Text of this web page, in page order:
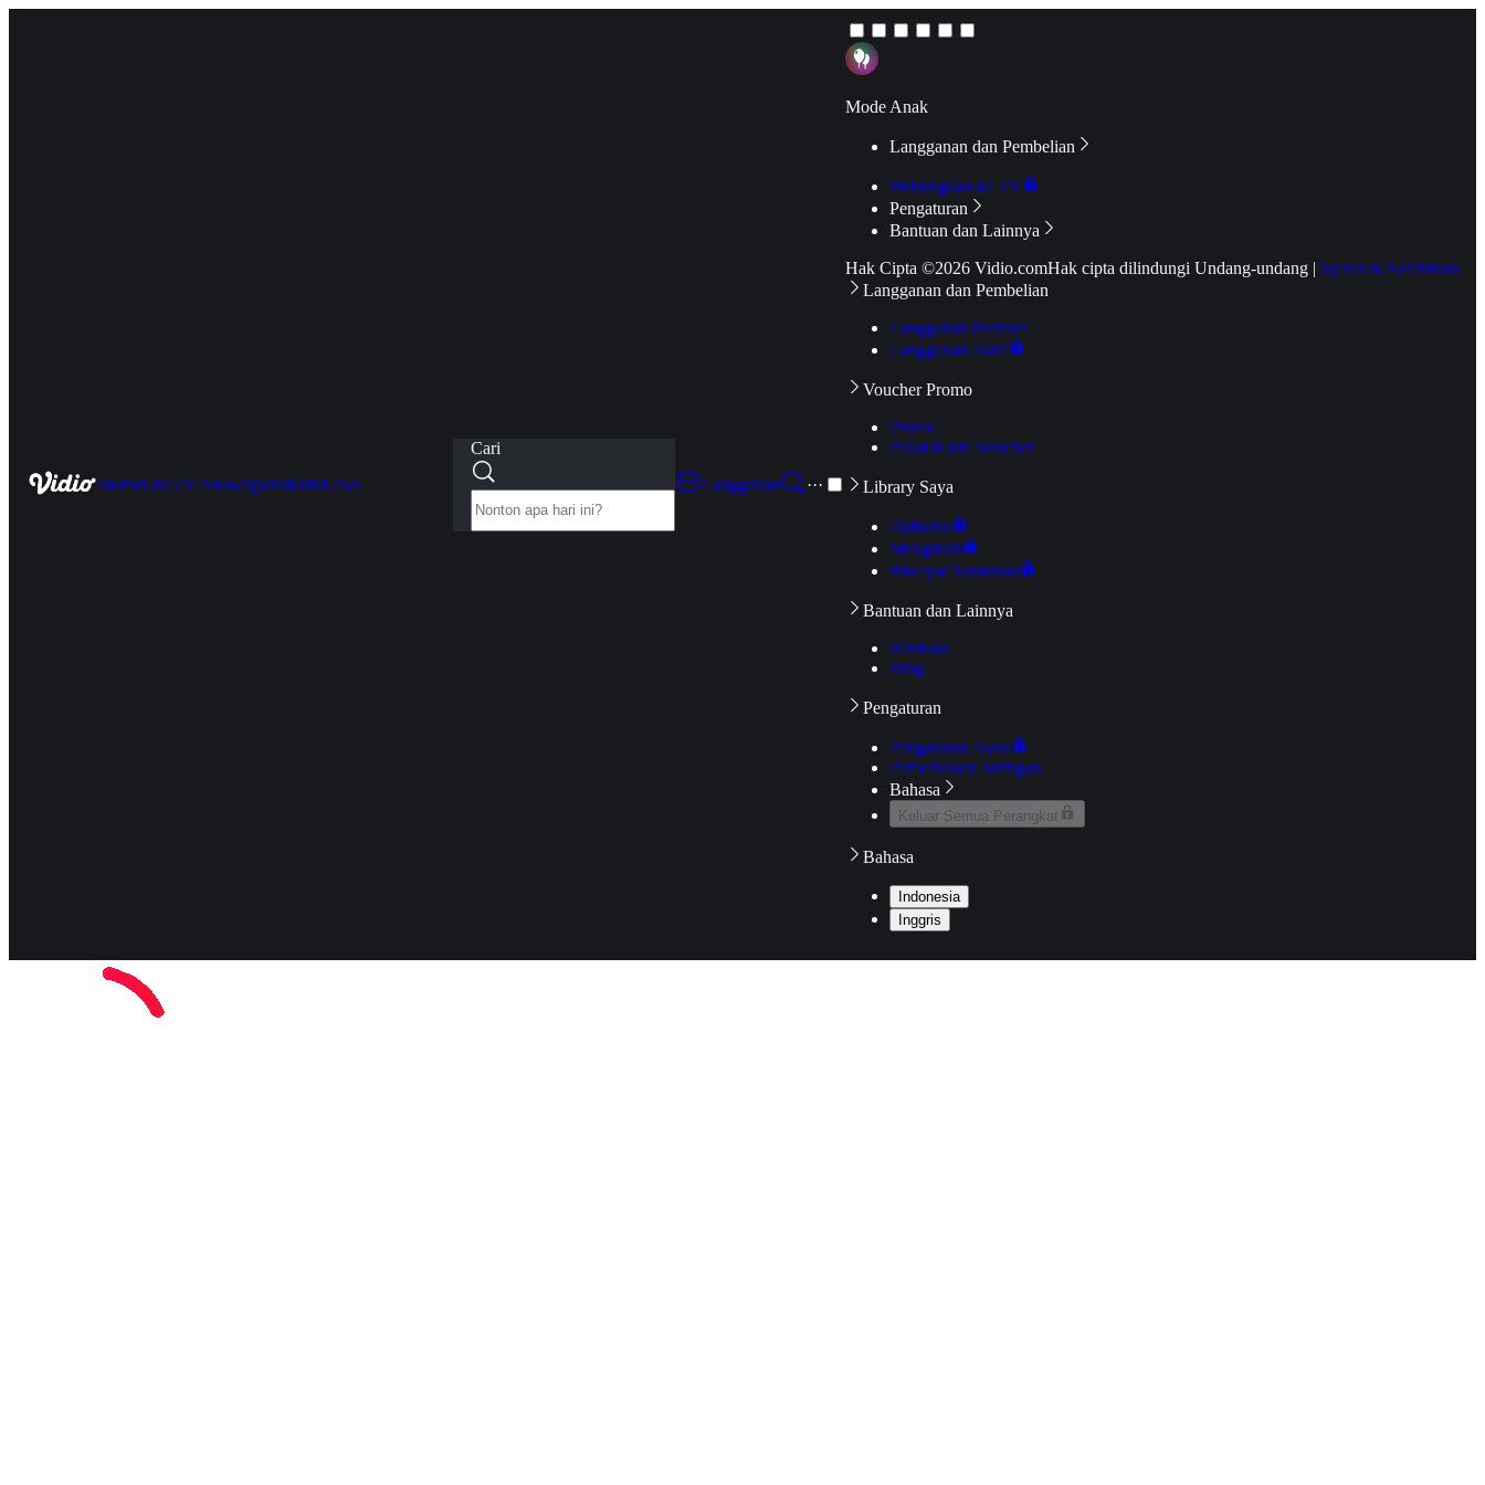
HomeLiveTV ShowSportsKidsNews
Cari
Langganan
···
Mode Anak
Langganan dan Pembelian
Hubungkan ke TV
Pengaturan
Bantuan dan Lainnya
Hak Cipta ©2026 Vidio.comHak cipta dilindungi Undang-undang | Syarat & Ketentuan
Langganan dan Pembelian
Langganan Premier
Langganan Aktif
Voucher Promo
Promo
Pakai Kode Voucher
Library Saya
Daftarku
Mengikuti
Riwayat Tontonan
Bantuan dan Lainnya
Bantuan
Blog
Pengaturan
Pengaturan Akun
Pemeriksaan Jaringan
Bahasa
Keluar Semua Perangkat
Bahasa
Indonesia
Inggris